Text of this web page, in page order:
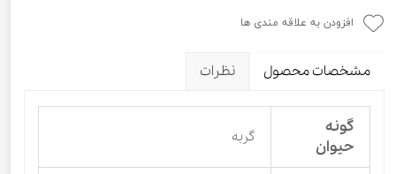
افزودن به علاقه مندی ها
مشخصات محصول نظرات
گونه
حیوان
گربه